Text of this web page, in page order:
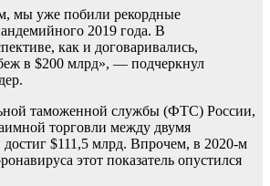
мы уже побили рекордные
2019 года. В
как и договаривались,
в $200 млрд», — подчеркнул
таможенной службы (ФТС) России,
торговли между двумя
достиг $111,5 млрд. Впрочем, в 2020-м
этот показатель опустился